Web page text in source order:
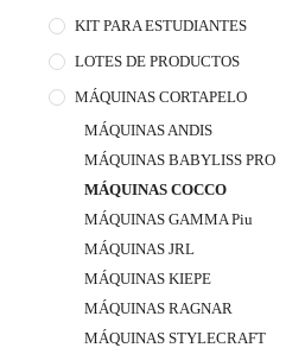
KIT PARA ESTUDIANTES
LOTES DE PRODUCTOS
MÁQUINAS CORTAPELO
MÁQUINAS ANDIS
MÁQUINAS BABYLISS PRO
MÁQUINAS COCCO
MÁQUINAS GAMMA Piu
MÁQUINAS JRL
MÁQUINAS KIEPE
MÁQUINAS RAGNAR
MÁQUINAS STYLECRAFT